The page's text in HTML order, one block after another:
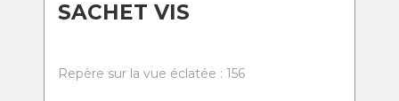
SACHET VIS
Repère sur la vue éclatée : 156